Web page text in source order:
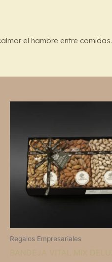
el hambre entre comidas.
Regalos Empresariales